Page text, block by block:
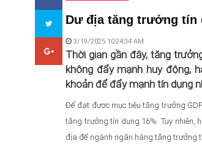
Dư địa tăng trưởng tín
3/19/2025 10:24:34 AM
Thời gian gần đây, tăng
không đẩy mạnh huy động,
khoản để đẩy mạnh tín dụng
Để đạt được mục tiêu tăng trưởng
tăng trưởng tín dụng 16%. Tuy nhiên,
địa để ngành ngân hàng tăng trưởng